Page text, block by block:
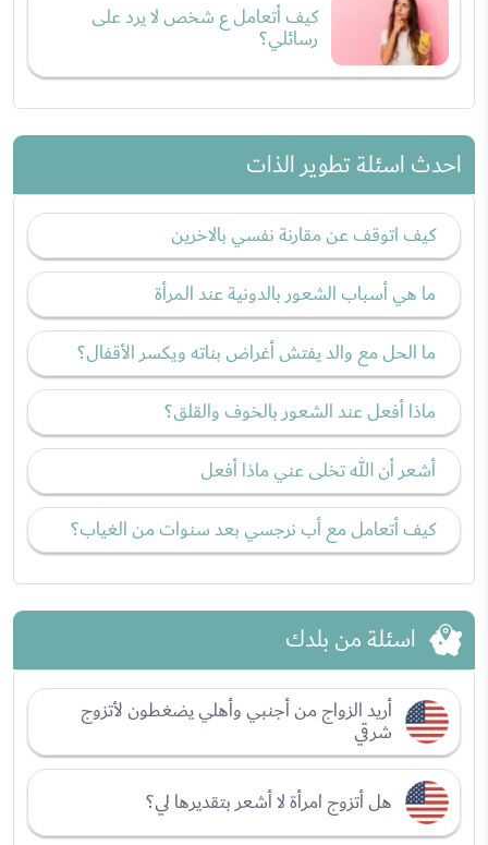
كيف أتعامل ع شخص لا يرد على
رسائلي؟
احدث اسئلة تطوير الذات
كيف اتوقف عن مقارنة نفسي بالاخرين
ما هي أسباب الشعور بالدونية عند المرأة
ما الحل مع والد يفتش أغراض بناته ويكسر الأقفال؟
ماذا أفعل عند الشعور بالخوف والقلق؟
أشعر أن الله تخلى عني ماذا أفعل
كيف أتعامل مع أب نرجسي بعد سنوات من الغياب؟
اسئلة من بلدك
أريد الزواج من أجنبي وأهلي يضغطون لأتزوج
شرقي
هل أتزوج امرأة لا أشعر بتقديرها لي؟